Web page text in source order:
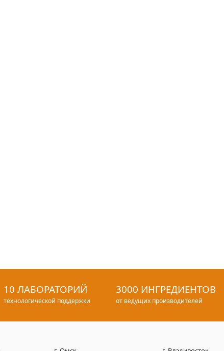
10 ЛАБОРАТОРИЙ
технологической поддержки
3000 ИНГРЕДИЕНТОВ
от ведущих производителей